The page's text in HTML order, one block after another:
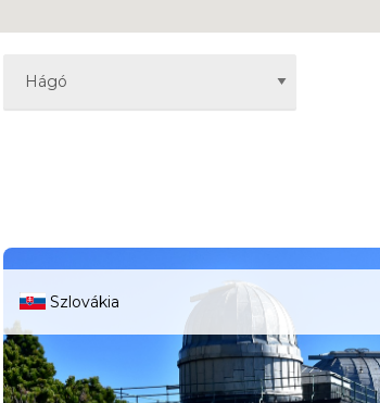
Szlovákia